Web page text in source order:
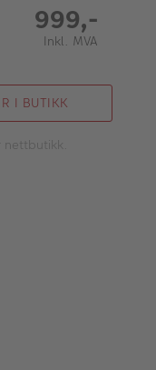
999,-
Inkl. MVA
I BUTIKK